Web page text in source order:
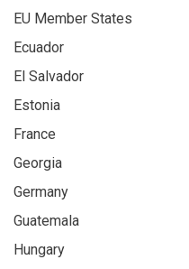
EU Member States
Ecuador
El Salvador
Estonia
France
Georgia
Germany
Guatemala
Hungary